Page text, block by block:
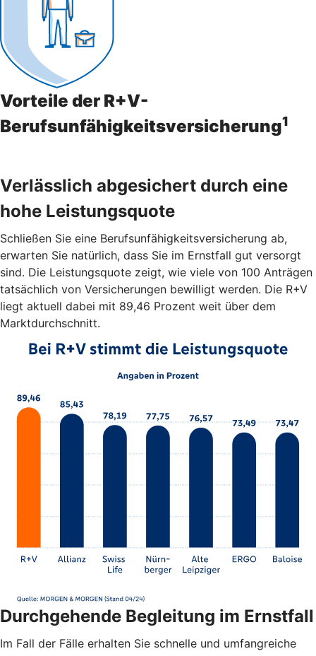
Vorteile der R+V-
Berufsunfähigkeitsversicherung1
Verlässlich abgesichert durch eine
hohe Leistungsquote
Schließen Sie eine Berufsunfähigkeitsversicherung ab,
erwarten Sie natürlich, dass Sie im Ernstfall gut versorgt
sind. Die Leistungsquote zeigt, wie viele von 100 Anträgen
tatsächlich von Versicherungen bewilligt werden. Die R+V
liegt aktuell dabei mit 89,46 Prozent weit über dem
Marktdurchschnitt.
Durchgehende Begleitung im Ernstfall
Im Fall der Fälle erhalten Sie schnelle und umfangreiche